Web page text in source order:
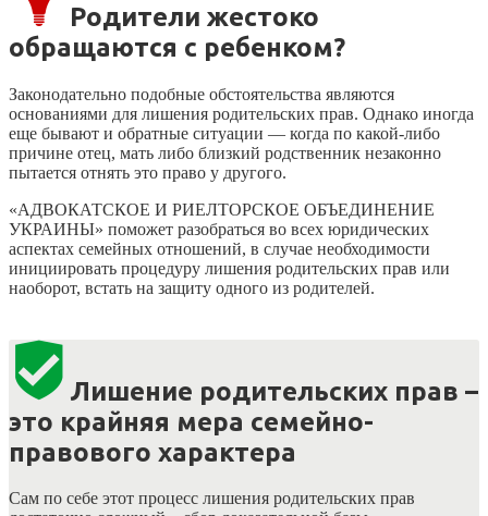
Родители жестоко
обращаются с ребенком?
Законодательно подобные обстоятельства являются
основаниями для лишения родительских прав. Однако иногда
еще бывают и обратные ситуации — когда по какой-либо
причине отец, мать либо близкий родственник незаконно
пытается отнять это право у другого.
«АДВОКАТСКОЕ И РИЕЛТОРСКОЕ ОБЪЕДИНЕНИЕ
УКРАИНЫ» поможет разобраться во всех юридических
аспектах семейных отношений, в случае необходимости
инициировать процедуру лишения родительских прав или
наоборот, встать на защиту одного из родителей.
Лишение родительских прав –
это крайняя мера семейно-
правового характера
Сам по себе этот процесс лишения родительских прав